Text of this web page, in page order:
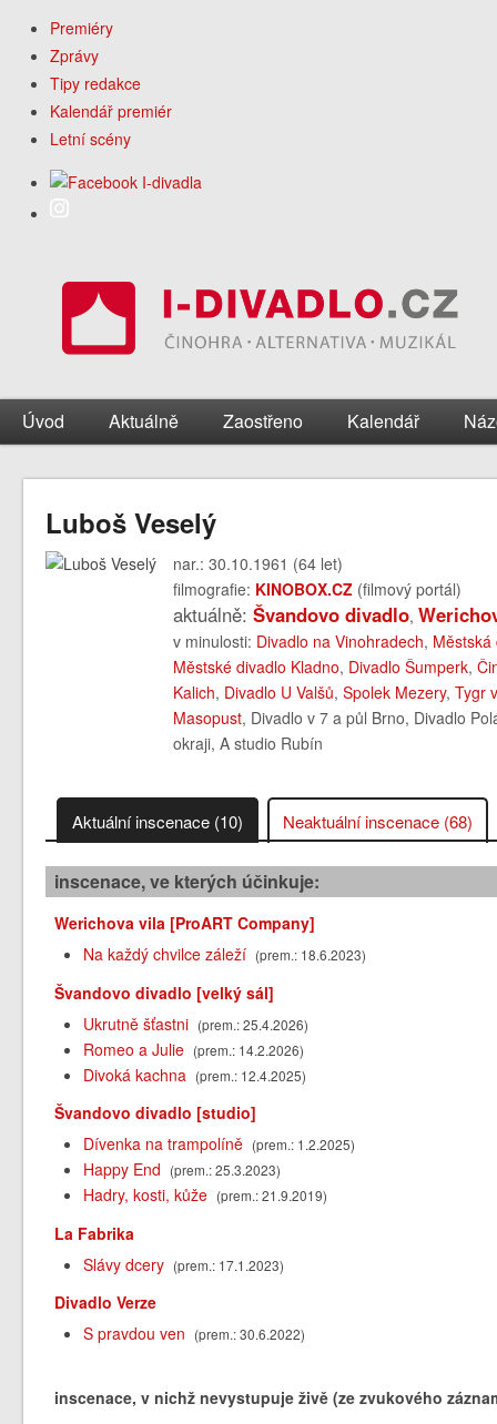
Premiéry
Zprávy
Tipy redakce
Kalendář premiér
Letní scény
Úvod Aktuálně Zaostřeno Kalendář
Luboš Veselý
nar.: 30.10.1961 (64 let)
filmografie: KINOBOX.CZ (filmový portál)
aktuálně:Švandovo divadlo,
v minulosti: Divadlo na Vinohradech,
Městské divadlo Kladno, Divadlo Šumperk,
Kalich, Divadlo U Valšů,Spolek Mezery,Tygr
Masopust, Divadlo v 7 a půl Brno, Divadlo
okraji, A studio Rubín
Aktuální inscenace (10) Neaktuální inscenace (68)
inscenace, ve kterých účinkuje:
Werichova vila [ProART Company]
Na každý chvilce záleží (prem.: 18.6.2023)
Švandovo divadlo [velký sál]
Ukrutně šťastni (prem.: 25.4.2026)
Romeo a Julie (prem.: 14.2.2026)
Divoká kachna (prem.: 12.4.2025)
Švandovo divadlo [studio]
Dívenka na trampolíně (prem.: 1.2.2025)
Happy End (prem.: 25.3.2023)
Hadry, kosti, kůže (prem.: 21.9.2019)
La Fabrika
Slávy dcery (prem.: 17.1.2023)
Divadlo Verze
S pravdou ven (prem.: 30.6.2022)
inscenace, v nichž nevystupuje živě (ze zvukového